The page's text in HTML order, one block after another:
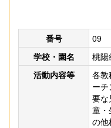
番号
09
学校・園名
桃陽
活動内容等
各教
ー
要な
童・
の他